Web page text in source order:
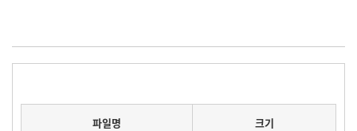
파일명
크기